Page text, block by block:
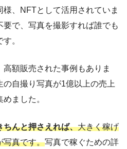
、NFTとして活用されていま
で、写真を撮影すれば誰でも
。
額販売された事例もありま
自撮り写真が1億以上の売上
ました。
ちんと押さえれば、大きく稼げ
写真です。写真で稼ぐための詳